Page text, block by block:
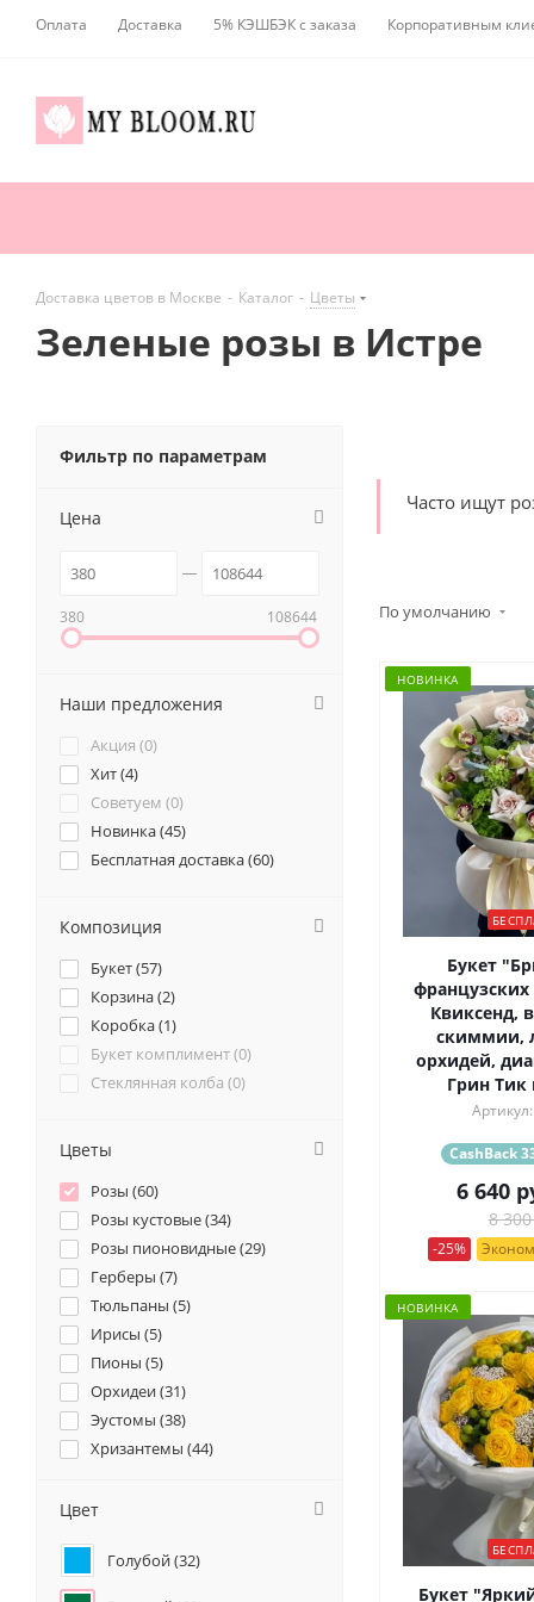
Оплата Доставка 5% КЭШБЭК с заказа Корпоративным
Доставка цветов в Москве - Каталог - Цветы
Зеленые розы в Истре
Часто ищут
По умолчанию
НОВИНКА
Букет
Квиксенд,
скиммии,
орхидей,
Грин Тик
CashBack
6 640
8
-25%
НОВИНКА
Букет
Фильтр по параметрам
Цена
380 108644
Наши предложения
Акция (0)
Хит (4)
Советуем (0)
Новинка (45)
Бесплатная доставка (60)
Композиция
Букет (57)
Корзина (2)
Коробка (1)
Букет комплимент (0)
Стеклянная колба (0)
Цветы
Розы (60)
Розы кустовые (34)
Розы пионовидные (29)
Герберы (7)
Тюльпаны (5)
Ирисы (5)
Пионы (5)
Орхидеи (31)
Эустомы (38)
Хризантемы (44)
Ранункулюсы (
Гортензии (27)
Лилии (
Цвет
Голубой (32)